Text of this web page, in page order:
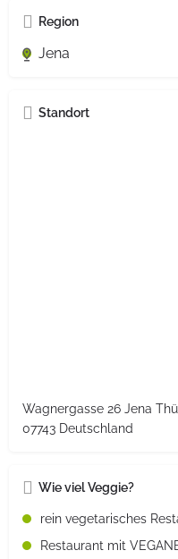
Region
Jena
Standort
Wagnergasse 26 Jena
07743 Deutschland
Wie viel Veggie?